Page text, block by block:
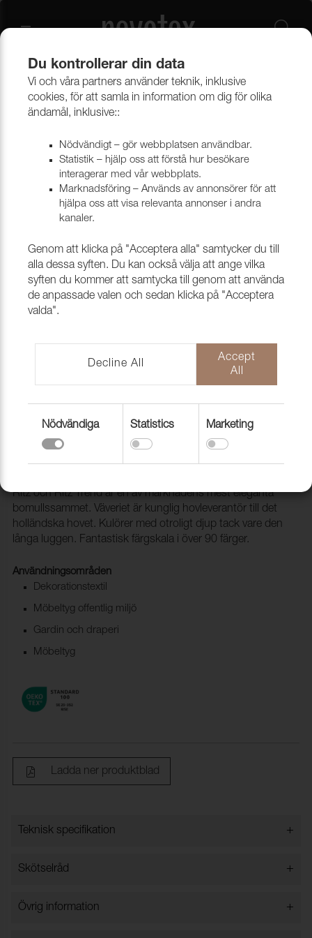
Beklädnadsmaterial
Provkollektioner beklädnad
Provkollektioner möbeltyger
Folder Ritz & Ritz Trend
1028599
Ritz och Ritz Trend är en av marknadens mest eleganta
bomullssammet. Väveriet är kunglig hovleverantör till det
holländska hovet. Kulörer med otroligt djup tack vare den
långa luggen. Fantastisk färgskala i över 90 färger.
Användningsområden
Dekorationstextil
Möbeltyg offentlig miljö
Gardin och draperi
Möbeltyg
Ladda ner produktblad
Teknisk specifikation +
Bredd:
Skötselråd +
Får ej tvättas i vatten
Övrig information +
Du kontrollerar din data
Vi och våra partners använder teknik, inklusive
cookies, för att samla in information om dig för olika
ändamål, inklusive::
Nödvändigt – gör webbplatsen användbar.
Statistik – hjälp oss att förstå hur besökare
interagerar med vår webbplats.
Marknadsföring – Används av annonsörer för att
hjälpa oss att visa relevanta annonser i andra
kanaler.
Genom att klicka på "Acceptera alla" samtycker du till
alla dessa syften. Du kan också välja att ange vilka
syften du kommer att samtycka till genom att använda
de anpassade valen och sedan klicka på "Acceptera
valda".
Decline All
Accept
All
Nödvändiga Statistics Marketing